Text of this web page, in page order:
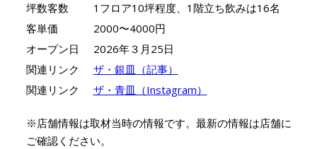
坪数客数
1フロア10坪程度、1階立ち飲みは16名
客単価
2000〜4000円
オープン日
2026年３月25日
関連リンク
ザ・銀皿（記事）
関連リンク
ザ・青皿（Instagram）
※店舗情報は取材当時の情報です。最新の情報は店舗に
ご確認ください。